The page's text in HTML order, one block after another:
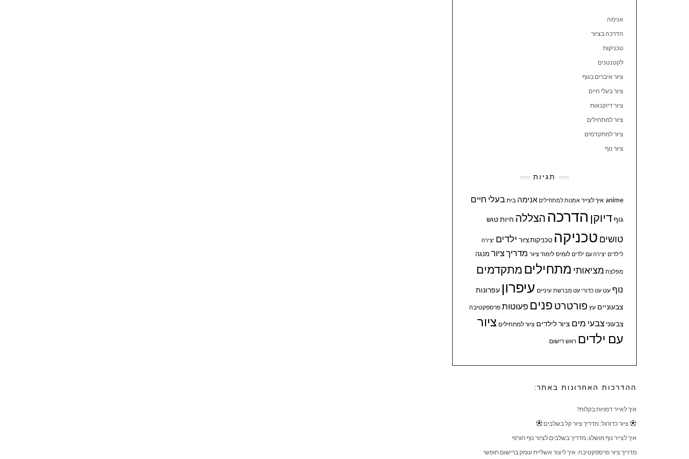
אנימה
הדרכה בציור
טכניקות
לקטנטנים
ציור איברים בגוף
ציור בעלי חיים
ציור דיוקנאות
ציור למתחילים
ציור למתקדמים
ציור נוף
תגיות
anime איך לצייר אמנות למתחילים אנימה בית בעלי חיים
גוףדיוקן הדרכה הצללה חיותטוש
טושים טכניקה טכניקות ציור ילדים יצירה
לילדים יצירה עם ילדים לומיס לימוד ציור מדריך ציור מנגה
מפלצת מציאותי מתחילים מתקדמים
נוף עט עט כדורי עט מברשת עיניים עיפרון עפרונות
צבעוניים עץ פורטרט פנים פעוטות פרספקטיבה
צבעוני צבעי מים ציור לילדים ציור למתחילים ציור
עם ילדים ראש רישום
ההדרכות האחרונות באתר:
איך לאייר דמויות בקלות?
ציור כדורגל: מדריך ציור קל בשלבים
איך לצייר נוף מושלג: מדריך בשלבים לציור נוף חורפי
מדריך ציור פרספקטיבה: איך ליצור אשליית עומק ברישום חופשי